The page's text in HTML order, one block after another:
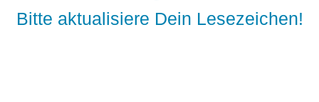
Bitte aktualisiere Dein Lesezeichen!